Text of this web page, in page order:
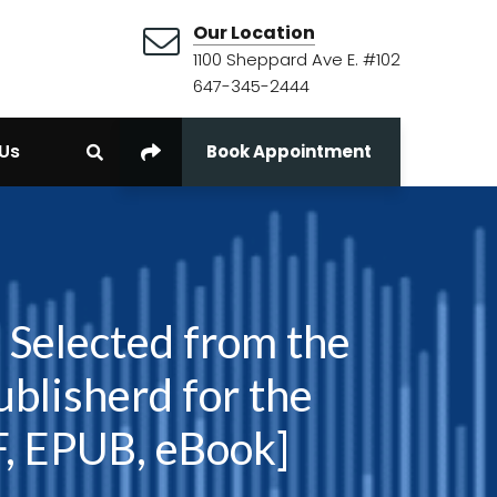
Our Location
1100 Sheppard Ave E. #102
647-345-2444
Book Appointment
from the
for the
EPUB, eBook]